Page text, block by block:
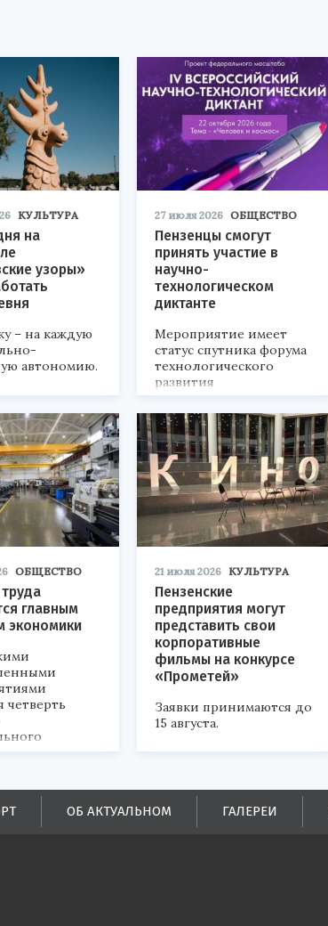
КУЛЬТУРА
на
узоры»
– на каждую
автономию.
27 июля 2026 ОБЩЕСТВО
Пензенцы смогут
принять участие в
научно-
технологическом
диктанте
Мероприятие имеет
статус спутника форума
технологического
развития
«Технопром-2026».
ОБЩЕСТВО
главным
экономики
четверть
и
в
всех уровней.
21 июля 2026 КУЛЬТУРА
Пензенские
предприятия могут
представить свои
корпоративные
фильмы на конкурсе
«Прометей»
Заявки принимаются до
15 августа.
ОБ АКТУАЛЬНОМ ГАЛЕРЕИ